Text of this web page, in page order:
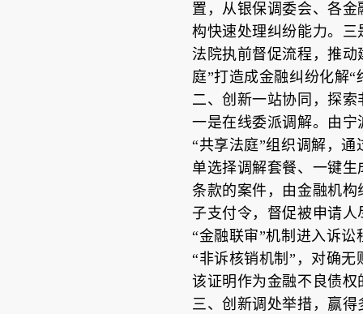
置，从银保调委会、各
构快速处理纠纷能力。
法院执前督促流程，推
庭”打造成金融纠纷化解“
二、创新一站协同，探索
一是在线委派调解。由
“共享法庭”组织调解，
单选择调解套餐、一键
条款的案件，由金融机
子支付令，督促被申请
“金融联审”机制进入诉
“非诉核销机制”，对确
该证明作为金融不良债
三、创新调处举措，赢得